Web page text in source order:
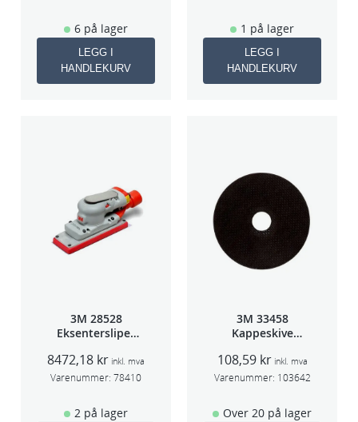
6 på lager
LEGG I
HANDLEKURV
1 på lager
LEGG I
HANDLEKURV
3M 28528
Eksentersliper
3mm slag
70×198
8472,18 kr inkl. mva
Varenummer: 78410
2 på lager
3M 33458
Kappeskive
5stk/pk pris/stk
108,59 kr inkl. mva
Varenummer: 103642
Over 20 på lager